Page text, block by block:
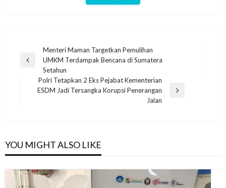
Navigasi
pos
Previous
Menteri Maman Targetkan Pemulihan
UMKM Terdampak Bencana di Sumatera
Setahun
Next
Polri Tetapkan 2 Eks Pejabat Kementerian
ESDM Jadi Tersangka Korupsi Penerangan
Jalan
YOU MIGHT ALSO LIKE